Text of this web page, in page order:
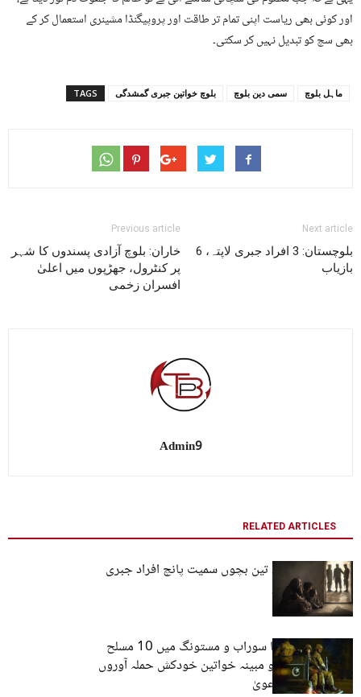
اور کوئی بھی ریاست اپنی تمام تر طاقت اور پروپیگنڈا مشینری استعمال کر کے
بھی سچ کو تبدیل نہیں کر سکتی۔
TAGS بلوچ خواتین جبری گمشدگی سمی دین بلوچ ماہل بلوچ
Previous article
خاران: بلوچ آزادی پسندوں کا شہر
پر کنٹرول، جھڑپوں میں اعلیٰ
افسران زخمی
Next article
بلوچستان: 3 افراد جبری لاپتہ، 6
بازیاب
Admin9
RELATED ARTICLES
مستونگ: خاتون، تین بچوں سمیت پانچ افراد جبری
گمشدگی کا شکار
آئی ایس پی آر کا سوراب و مستونگ میں 10 مسلح
افراد مارنے اور دو مبینہ خواتین خودکش حملہ آوروں
کی گرفتاری کا دعویٰ